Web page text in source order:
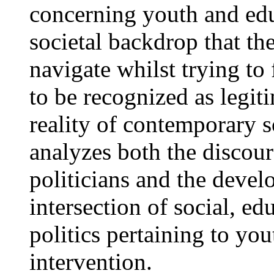
concerning youth and
societal backdrop that
navigate whilst trying to
to be recognized as
reality of contemporary
analyzes both the
politicians and the
intersection of social,
politics pertaining to
intervention.